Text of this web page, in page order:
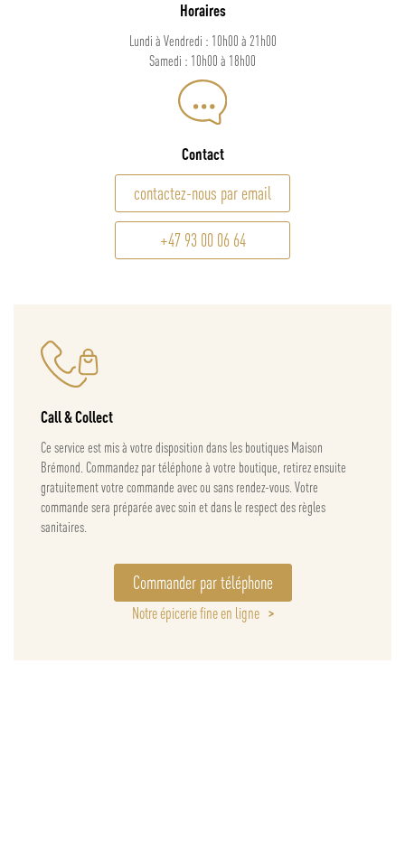
Horaires
Lundi à Vendredi : 10h00 à 21h00
Samedi : 10h00 à 18h00
Contact
contactez-nous par email
+47 93 00 06 64
Call & Collect
Ce service est mis à votre disposition dans les boutiques Maison
Brémond. Commandez par téléphone à votre boutique, retirez ensuite
gratuitement votre commande avec ou sans rendez-vous. Votre
commande sera préparée avec soin et dans le respect des règles
sanitaires.
Commander par téléphone
Notre épicerie fine en ligne >